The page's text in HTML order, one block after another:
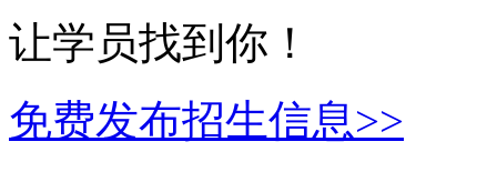
让学员找到你！
免费发布招生信息>>